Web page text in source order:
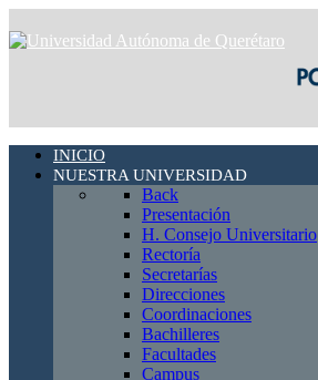
INICIO
NUESTRA UNIVERSIDAD
Back
Presentación
H. Consejo Universitario
Rectoría
Secretarías
Direcciones
Coordinaciones
Bachilleres
Facultades
Campus